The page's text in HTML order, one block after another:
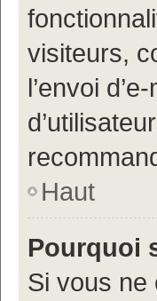
visiteurs,
l’envoi
Haut
Pourquoi
Si vous ne